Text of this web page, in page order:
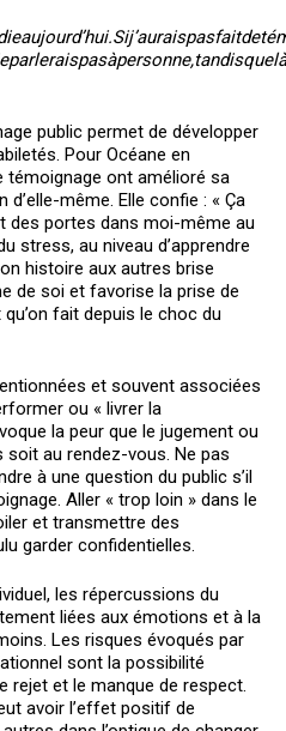
aujourd’hui.Sij’auraispasfaitde
parleraispasàpersonne,tandisque
public permet de développer
Pour Océane en
témoignage ont amélioré sa
même. Elle confie : « Ça
des portes dans moi-même au
stress, au niveau d’apprendre
histoire aux autres brise
de soi et favorise la prise de
fait depuis le choc du
et souvent associées
ou « livrer la
la peur que le jugement ou
au rendez-vous. Ne pas
à une question du public s’il
Aller « trop loin » dans le
et transmettre des
garder confidentielles.
les répercussions du
liées aux émotions et à la
Les risques évoqués par
sont la possibilité
rejet et le manque de respect.
avoir l’effet positif de